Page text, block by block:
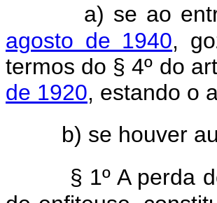
a) se ao
agosto de 1940,
termos do § 4º do
de 1920, estando o
b) se houver
§ 1º A perda